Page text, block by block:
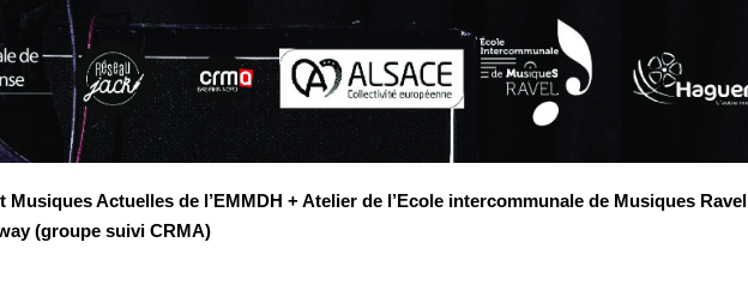
Actuelles de l’EMMDH + Atelier de l’Ecole intercommunale de Musiques Ravel
(groupe suivi CRMA)